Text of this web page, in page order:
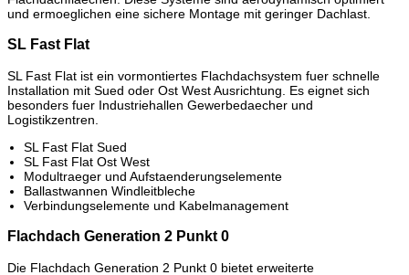
und ermoeglichen eine sichere Montage mit geringer Dachlast.
SL Fast Flat
SL Fast Flat ist ein vormontiertes Flachdachsystem fuer schnelle
Installation mit Sued oder Ost West Ausrichtung. Es eignet sich
besonders fuer Industriehallen Gewerbedaecher und
Logistikzentren.
SL Fast Flat Sued
SL Fast Flat Ost West
Modultraeger und Aufstaenderungselemente
Ballastwannen Windleitbleche
Verbindungselemente und Kabelmanagement
Flachdach Generation 2 Punkt 0
Die Flachdach Generation 2 Punkt 0 bietet erweiterte